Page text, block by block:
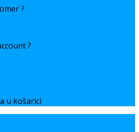
?
?
u košarici